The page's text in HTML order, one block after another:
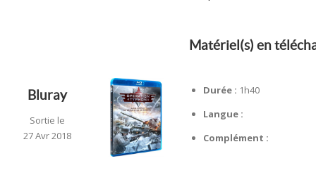
Matériel(s) en
Bluray
Sortie le
27 Avr 2018
Durée : 1h40
Langue :
Complément :